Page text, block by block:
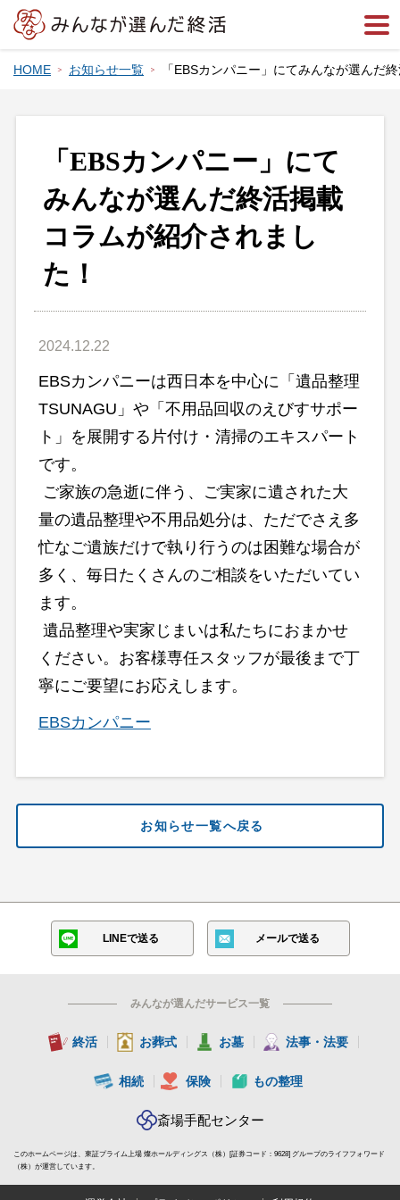
HOME お知らせ一覧 「EBSカンパニー」にてみんなが選んだ
「EBSカンパニー」にて
みんなが選んだ終活掲載
コラムが紹介されまし
た！
2024.12.22
EBSカンパニーは西日本を中心に「遺品整理
TSUNAGU」や「不用品回収のえびすサポー
ト」を展開する片付け・清掃のエキスパート
です。
量の遺品整理や不用品処分は、ただでさえ多
忙なご遺族だけで執り行うのは困難な場合が
多く、毎日たくさんのご相談をいただいてい
ます。
ください。お客様専任スタッフが最後まで丁
寧にご要望にお応えします。
EBSカンパニー
お知らせ一覧へ戻る
LINEで送る メールで送る
みんなが選んだサービス一覧
終活 お葬式 お墓 法事・法要
相続 保険 もの整理
斎場手配センター
このホームページは、東証プライム上場 燦ホールディングス（株）[証券コード：9628] グループのライフフォワード
（株）が運営しています。